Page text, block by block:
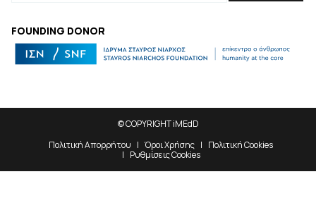
FOUNDING DONOR
© COPYRIGHT iMEdD
Πολιτική Απορρήτου
Όροι Χρήσης
Πολιτική Cookies
Ρυθμίσεις Cookies